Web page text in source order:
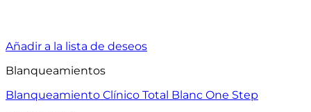
Añadir a la lista de deseos
Blanqueamientos
Blanqueamiento Clínico Total Blanc One Step